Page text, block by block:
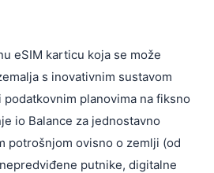
eSIM karticu koja se može
s inovativnim sustavom
planovima na fiksno
io Balance za jednostavno
potrošnjom ovisno o zemlji (od
putnike, digitalne